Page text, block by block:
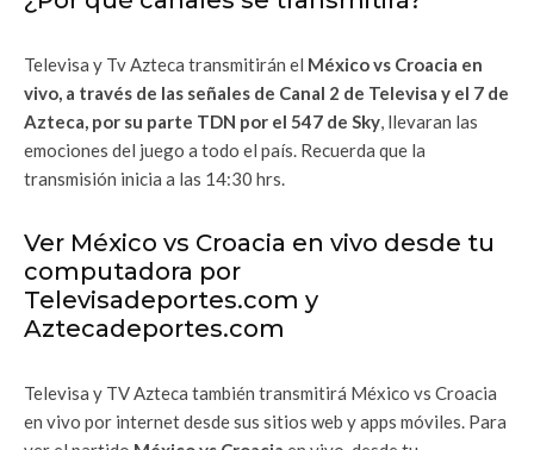
Televisa y Tv Azteca transmitirán el México vs Croacia en
vivo, a través de las señales de Canal 2 de Televisa y el 7 de
Azteca, por su parte TDN por el 547 de Sky, llevaran las
emociones del juego a todo el país. Recuerda que la
transmisión inicia a las 14:30 hrs.
Ver México vs Croacia en vivo desde tu
computadora por
Televisadeportes.com y
Aztecadeportes.com
Televisa y TV Azteca también transmitirá México vs Croacia
en vivo por internet desde sus sitios web y apps móviles. Para